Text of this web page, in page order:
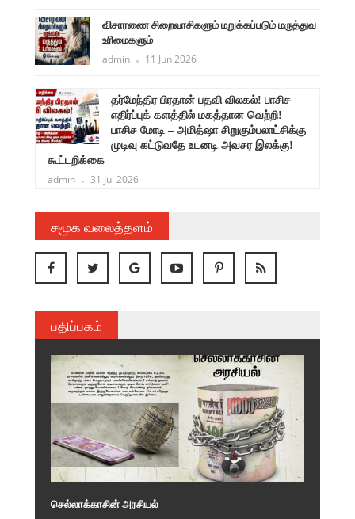
விசாரணை சிறைவாசிகளும் மறுக்கப்படும் மருத்துவ
உரிமைகளும்
admin 11 Jun 2026
தர்மேந்திர பிரதான் பதவி விலகல்! பாசிச
எதிர்ப்புக் களத்தில் மகத்தான வெற்றி!
பாசிச மோடி – அமித்ஷா சிறுகும்பலாட்சிக்கு
முடிவு கட்டுவதே உடனடி அவசர இலக்கு!
கூட்டறிக்கை
admin 31 Jul 2026
சமூக வலைத்தளம்
பதிப்பகம்
செல்லாக்காசின் அரசியல்